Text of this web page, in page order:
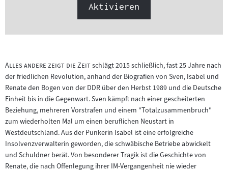
Aktivieren
"
Alles andere zeigt die Zeit"schlägt 2015 schließlich, fast 25 Jahre nach
der friedlichen Revolution, anhand der Biografien von Sven, Isabel und
Renate den Bogen von der DDR über den Herbst 1989 und die Deutsche
Einheit bis in die Gegenwart. Sven kämpft nach einer gescheiterten
Beziehung, mehreren Vorstrafen und einem "Totalzusammenbruch"
zum wiederholten Mal um einen beruflichen Neustart in
Westdeutschland. Aus der Punkerin Isabel ist eine erfolgreiche
Insolvenzverwalterin geworden, die schwäbische Betriebe abwickelt
und Schuldner berät. Von besonderer Tragik ist die Geschichte von
Renate, die nach Offenlegung ihrer IM-Vergangenheit nie wieder